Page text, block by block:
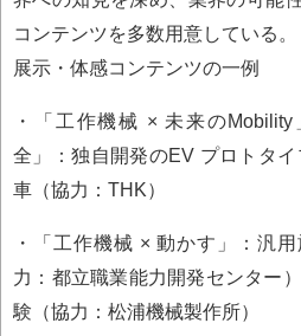
コンテンツを多数用意している。
展示・体感コンテンツの一例
・「工作機械 × 未来の
全」：独自開発のEV プロトタ
車（協力：THK）
・「工作機械 × 動かす」：汎
力：都立職業能力開発センター
験（協力：松浦機械製作所）